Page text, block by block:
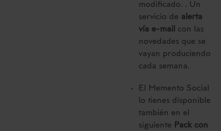
modificado. . Un
servicio de alerta
vía e-mail con las
novedades que se
vayan produciendo
cada semana.
El Memento Social
lo tienes disponible
también en el
siguiente Pack con